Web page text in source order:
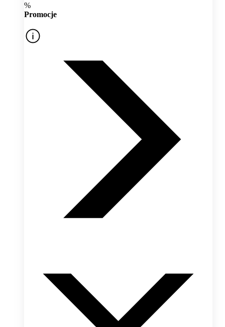
%
Promocje